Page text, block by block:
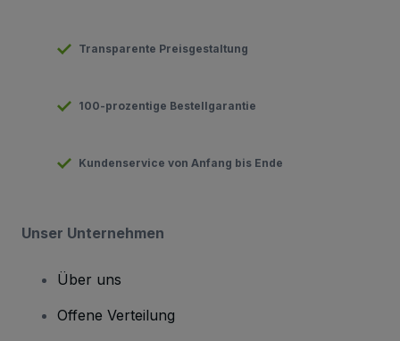
Transparente Preisgestaltung
100-prozentige Bestellgarantie
Kundenservice von Anfang bis Ende
Unser Unternehmen
Über uns
Offene Verteilung